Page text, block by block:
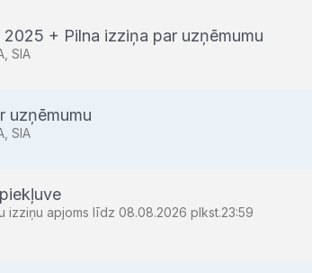
2025 + Pilna izziņa par uzņēmumu
SIA
uzņēmumu
SIA
izziņu apjoms līdz 08.08.2026 plkst.23:59